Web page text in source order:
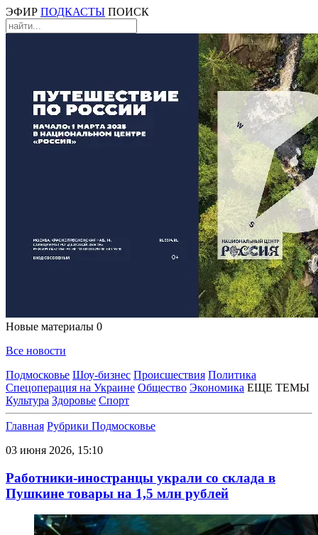
ЭФИР ПОДКАСТЫ ПОИСК
Новые материалы 0
Все новости
Подмосковье Шоу-бизнес Происшествия Политика
Спецоперация на Украине Общество Экономика ЕЩЕ ТЕМЫ
Культура Здоровье Спорт
Главная Рубрики Подмосковье
03 июня 2026, 15:10
Работники-иностранцы украли со склада в
Пушкине товары на 1,5 млн рублей